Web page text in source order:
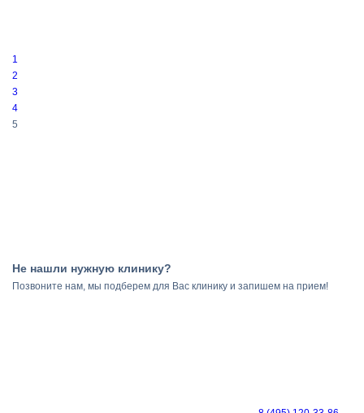
1
2
3
4
5
Не нашли нужную клинику?
Позвоните нам, мы подберем для Вас клинику и запишем на прием!